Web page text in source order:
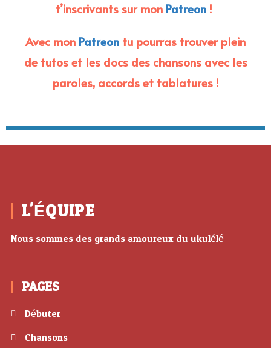
t’inscrivants sur mon Patreon !
Avec mon Patreon tu pourras trouver plein
de tutos et les docs des chansons avec les
paroles, accords et tablatures !
L'ÉQUIPE
Nous sommes des grands amoureux du ukulélé
PAGES
Débuter
Chansons